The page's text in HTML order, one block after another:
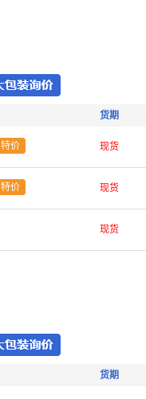
货期
特价 现货
特价 现货
现货
货期